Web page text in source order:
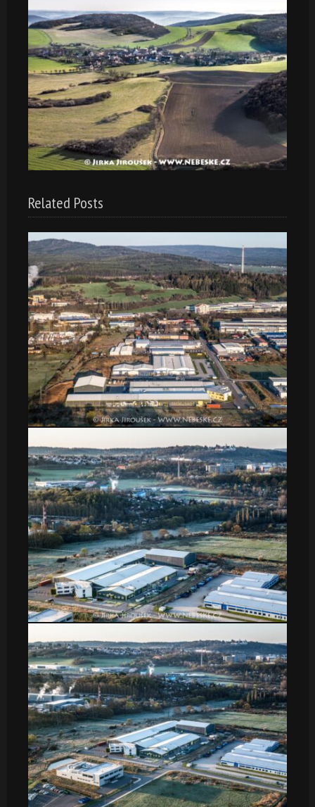
Related Posts